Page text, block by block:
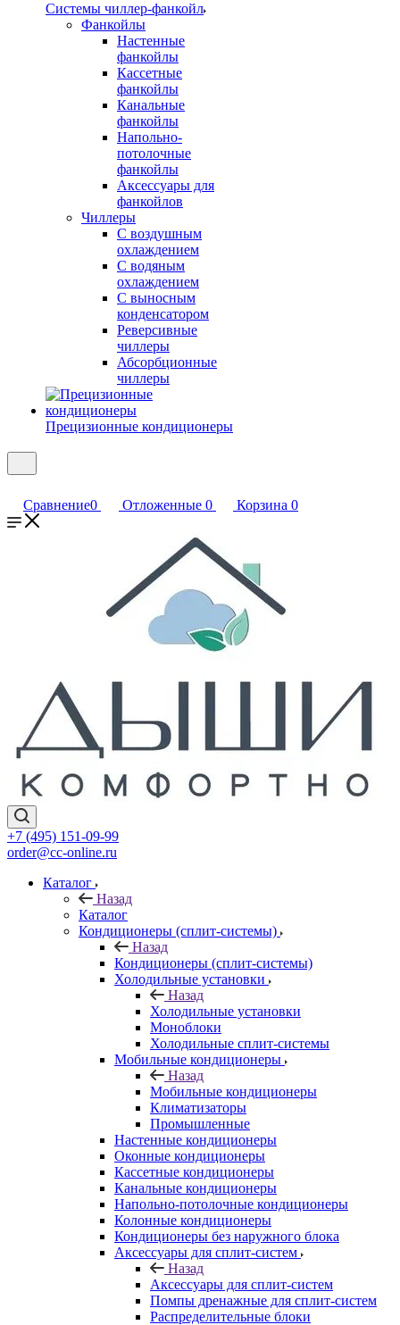
Системы чиллер-фанкойл
Фанкойлы
Настенные
фанкойлы
Кассетные
фанкойлы
Канальные
фанкойлы
Напольно-
потолочные
фанкойлы
Аксессуары для
фанкойлов
Чиллеры
С воздушным
охлаждением
С водяным
охлаждением
С выносным
конденсатором
Реверсивные
чиллеры
Абсорбционные
чиллеры
Прецизионные кондиционеры
Сравнение0 Отложенные 0 Корзина 0
+7 (495) 151-09-99
order@cc-online.ru
Каталог
Назад
Каталог
Кондиционеры (сплит-системы)
Назад
Кондиционеры (сплит-системы)
Холодильные установки
Назад
Холодильные установки
Моноблоки
Холодильные сплит-системы
Мобильные кондиционеры
Назад
Мобильные кондиционеры
Климатизаторы
Промышленные
Настенные кондиционеры
Оконные кондиционеры
Кассетные кондиционеры
Канальные кондиционеры
Напольно-потолочные кондиционеры
Колонные кондиционеры
Кондиционеры без наружного блока
Аксессуары для сплит-систем
Назад
Аксессуары для сплит-систем
Помпы дренажные для сплит-систем
Распределительные блоки